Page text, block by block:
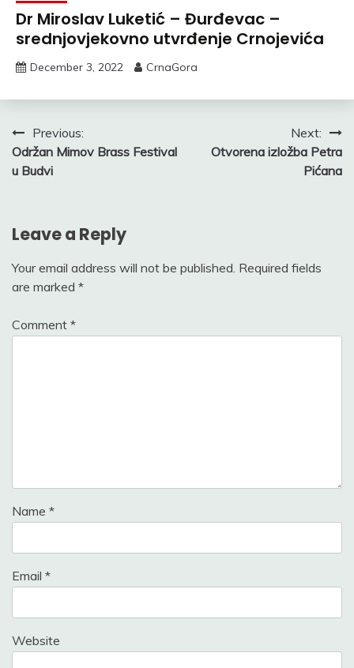
Dr Miroslav Luketić – Đurđevac –
srednjovjekovno utvrđenje Crnojevića
December 3, 2022 CrnaGora
Post
navigation
Previous:
Održan Mimov Brass Festival
u Budvi
Next:
Otvorena izložba Petra
Pićana
Leave a Reply
Your email address will not be published. Required fields
are marked *
Comment *
Name *
Email *
Website